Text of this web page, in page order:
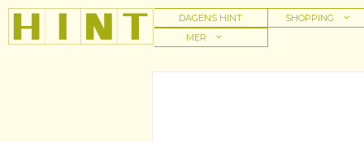
Hoppa
innehåll
DAGENS HINT
SHOPPING
MER